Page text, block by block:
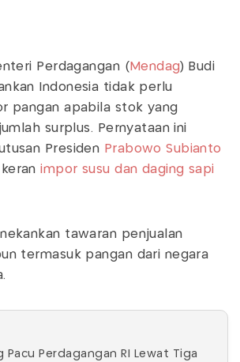
Perdagangan ( Mendag) Budi
Indonesia tidak perlu
pangan apabila stok yang
surplus. Pernyataan ini
Presiden Prabowo Subianto
keranimpor susu dan daging sapi
tawaran penjualan
termasuk pangan dari negara
Pacu Perdagangan RI Lewat Tiga